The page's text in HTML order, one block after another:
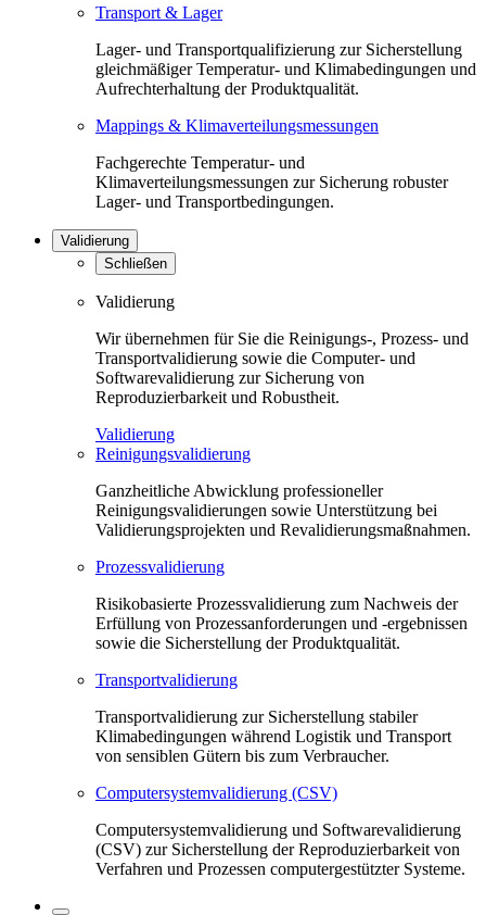
Transport & Lager
Lager- und Transportqualifizierung zur Sicherstellung
gleichmäßiger Temperatur- und Klimabedingungen und
Aufrechterhaltung der Produktqualität.
Mappings & Klimaverteilungsmessungen
Fachgerechte Temperatur- und
Klimaverteilungsmessungen zur Sicherung robuster
Lager- und Transportbedingungen.
Validierung
Schließen
Validierung
Wir übernehmen für Sie die Reinigungs-, Prozess- und
Transportvalidierung sowie die Computer- und
Softwarevalidierung zur Sicherung von
Reproduzierbarkeit und Robustheit.
Validierung
Reinigungsvalidierung
Ganzheitliche Abwicklung professioneller
Reinigungsvalidierungen sowie Unterstützung bei
Validierungsprojekten und Revalidierungsmaßnahmen.
Prozessvalidierung
Risikobasierte Prozessvalidierung zum Nachweis der
Erfüllung von Prozessanforderungen und -ergebnissen
sowie die Sicherstellung der Produktqualität.
Transportvalidierung
Transportvalidierung zur Sicherstellung stabiler
Klimabedingungen während Logistik und Transport
von sensiblen Gütern bis zum Verbraucher.
Computersystemvalidierung (CSV)
Computersystemvalidierung und Softwarevalidierung
(CSV) zur Sicherstellung der Reproduzierbarkeit von
Verfahren und Prozessen computergestützter Systeme.